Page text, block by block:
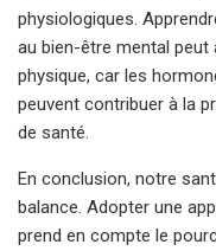
physiologiques.
au bien-être mental
physique, car les
peuvent contribuer à la
de santé.
En conclusion, notre
balance. Adopter une
prend en compte le